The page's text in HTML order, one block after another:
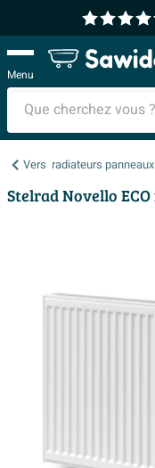
Menu
Vers radiateurs panneaux